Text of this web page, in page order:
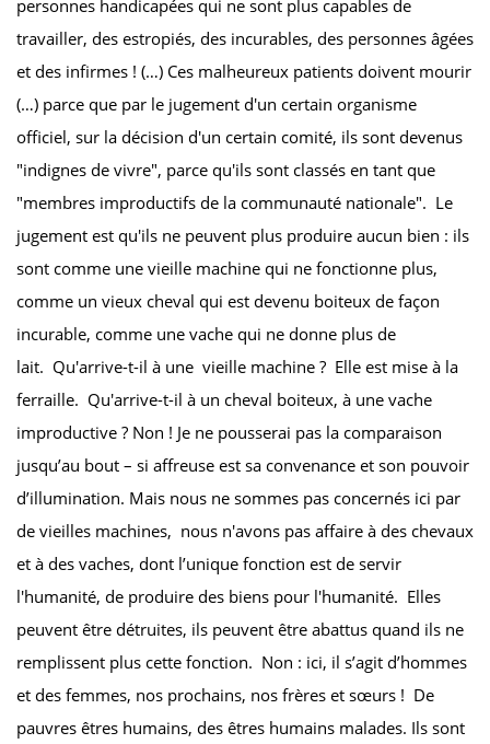
personnes handicapées qui ne sont plus capables de
travailler, des estropiés, des incurables, des personnes âgées
et des infirmes ! (…) Ces malheureux patients doivent mourir
(…) parce que par le jugement d'un certain organisme
officiel, sur la décision d'un certain comité, ils sont devenus
"indignes de vivre", parce qu'ils sont classés en tant que
"membres improductifs de la communauté nationale". Le
jugement est qu'ils ne peuvent plus produire aucun bien : ils
sont comme une vieille machine qui ne fonctionne plus,
comme un vieux cheval qui est devenu boiteux de façon
incurable, comme une vache qui ne donne plus de
lait. Qu'arrive-t-il à une vieille machine ? Elle est mise à la
ferraille. Qu'arrive-t-il à un cheval boiteux, à une vache
improductive ? Non ! Je ne pousserai pas la comparaison
jusqu’au bout – si affreuse est sa convenance et son pouvoir
d’illumination. Mais nous ne sommes pas concernés ici par
de vieilles machines, nous n'avons pas affaire à des chevaux
et à des vaches, dont l’unique fonction est de servir
l'humanité, de produire des biens pour l'humanité. Elles
peuvent être détruites, ils peuvent être abattus quand ils ne
remplissent plus cette fonction. Non : ici, il s’agit d’hommes
et des femmes, nos prochains, nos frères et sœurs ! De
pauvres êtres humains, des êtres humains malades. Ils sont